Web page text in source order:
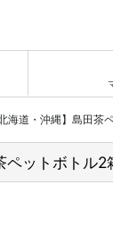
北海道・沖縄】島田
ペットボト